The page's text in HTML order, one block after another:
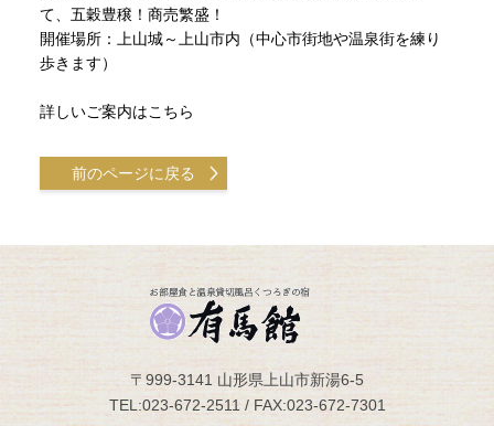
て、五穀豊穣！商売繁盛！
開催場所：上山城～上山市内（中心市街地や温泉街を練り
歩きます）
詳しいご案内はこちら
前のページに戻る
〒999-3141 山形県上山市新湯6-5
TEL:023-672-2511 / FAX:023-672-7301